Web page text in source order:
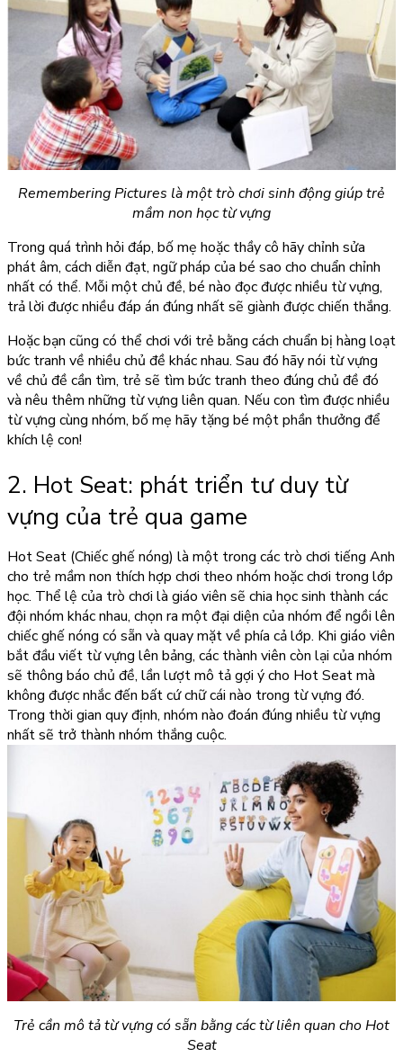
Remembering Pictures là một trò chơi sinh động giúp trẻ
mầm non học từ vựng
Trong quá trình hỏi đáp, bố mẹ hoặc thầy cô hãy chỉnh sửa
phát âm, cách diễn đạt, ngữ pháp của bé sao cho chuẩn chỉnh
nhất có thể. Mỗi một chủ đề, bé nào đọc được nhiều từ vựng,
trả lời được nhiều đáp án đúng nhất sẽ giành được chiến thắng.
Hoặc bạn cũng có thể chơi với trẻ bằng cách chuẩn bị hàng loạt
bức tranh về nhiều chủ đề khác nhau. Sau đó hãy nói từ vựng
về chủ đề cần tìm, trẻ sẽ tìm bức tranh theo đúng chủ đề đó
và nêu thêm những từ vựng liên quan. Nếu con tìm được nhiều
từ vựng cùng nhóm, bố mẹ hãy tặng bé một phần thưởng để
khích lệ con!
2. Hot Seat: phát triển tư duy từ
vựng của trẻ qua game
Hot Seat (Chiếc ghế nóng) là một trong các trò chơi tiếng Anh
cho trẻ mầm non thích hợp chơi theo nhóm hoặc chơi trong lớp
học. Thể lệ của trò chơi là giáo viên sẽ chia học sinh thành các
đội nhóm khác nhau, chọn ra một đại diện của nhóm để ngồi lên
chiếc ghế nóng có sẵn và quay mặt về phía cả lớp. Khi giáo viên
bắt đầu viết từ vựng lên bảng, các thành viên còn lại của nhóm
sẽ thông báo chủ đề, lần lượt mô tả gợi ý cho Hot Seat mà
không được nhắc đến bất cứ chữ cái nào trong từ vựng đó.
Trong thời gian quy định, nhóm nào đoán đúng nhiều từ vựng
nhất sẽ trở thành nhóm thắng cuộc.
Trẻ cần mô tả từ vựng có sẵn bằng các từ liên quan cho Hot
Seat